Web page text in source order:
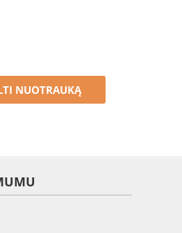
NUOTRAUKĄ